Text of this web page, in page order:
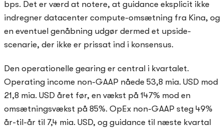
bps. Det er værd at notere, at guidance eksplicit ikke
indregner datacenter compute-omsætning fra Kina, og
en eventuel genåbning udgør dermed et upside-
scenarie, der ikke er prissat ind i konsensus.
Den operationelle gearing er central i kvartalet.
Operating income non-GAAP nåede 53,8 mia. USD mod
21,8 mia. USD året før, en vækst på 147% mod en
omsætningsvækst på 85%. OpEx non-GAAP steg 49%
år-til-år til 7,4 mia. USD, og guidance til næste kvartal